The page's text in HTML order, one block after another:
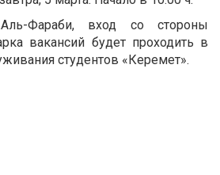
Фараби, вход со стороны
вакансий будет проходить в
студентов «Керемет».